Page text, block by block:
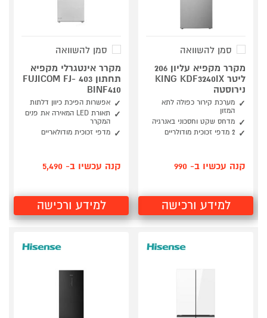
סמן להשוואה
מקרר מקפיא עליון 206
ליטר KING KDF3240IX
נירוסטה
מערכת קירור כפולה לתא
המזון
מדחס שקט וחסכוני באנרגיה
2 מדפי זכוכית מודולריים
קנה עכשיו ב- 990
למידע ורכישה
סמן להשוואה
מקרר אינטגרלי מקפיא
תחתון 403 FUJICOM FJ-
BINF410
אפשרות הפיכת כיוון דלתות
תאורת LED המאירה את פנים
המקרר
מדפי זכוכית מודולאריים
קנה עכשיו ב- 5,490
למידע ורכישה